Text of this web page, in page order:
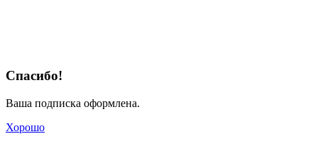
Спасибо!
Ваша подписка оформлена.
Хорошо